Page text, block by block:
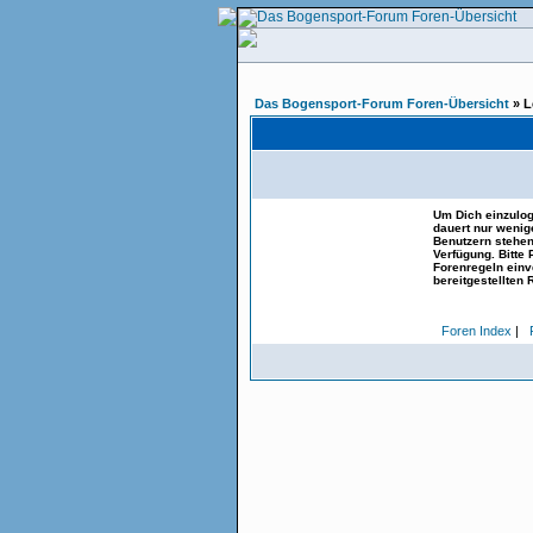
Das Bogensport-Forum Foren-Übersicht »
Um Dich
dauert nur
Benutzern
Verfügung. Bitte
Forenregeln
bereitgestellten
Foren Index |